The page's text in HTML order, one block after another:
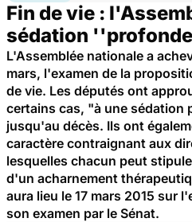
Fin de vie :
sédation
L'Assemblée nationale a
mars, l'examen de la
de vie. Les députés ont
certains cas, "à une sédation
jusqu'au décès. Ils ont
caractère contraignant aux
lesquelles chacun peut
d'un acharnement
aura lieu le 17 mars 2015 sur
son examen par le Sénat.